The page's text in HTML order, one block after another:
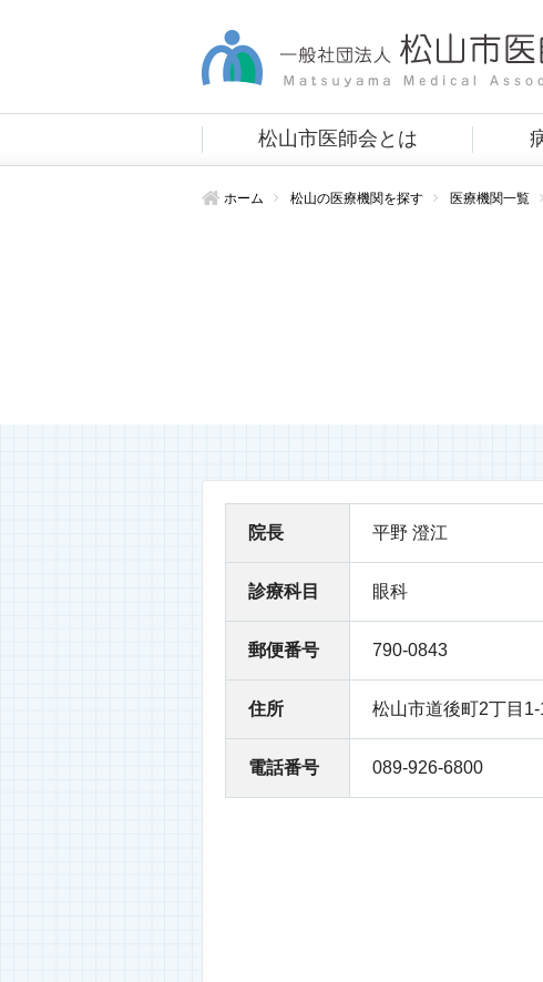
松山市医師会とは
ホーム 松山の医療機関を探す 医療機関一覧
院長 平野 澄江
診療科目 眼科
郵便番号 790-0843
住所 松山市道後町2丁目1-
電話番号 089-926-6800